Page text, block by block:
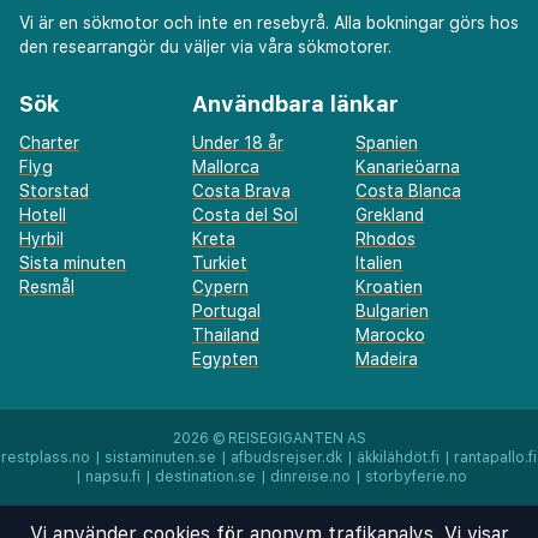
mellan 07:00 och 11:00 och på helger mellan 07:30
och 11:00 mot en avgift.
EUR 10 för barn (ungefärliga priser)
Avgift för flygtransfer: EUR 21 per fordon (enkel resa,
max. antal passagerare 3)
Avgift för husdjur: EUR 15 per husdjur per natt
Extrasängar finns tillgängliga mot en tilläggsavgift
Det är möjligt att listan ovan inte är fullständig,
samt att avgifter och depositioner inte inkluderar
skatt. Observera att dessa kan komma att ändras.
information om detta under Avgifter). Gäster kan få
ett av dessa rum genom att kontakta receptionen
direkt med hjälp av informationen i
Boendet bekräftar att man infört åtgärder som utökad
Vi är en sökmotor och inte en resebyrå. Alla bokningar görs hos
den researrangör du väljer via våra sökmotorer.
Sök
Charter
Flyg
Storstad
Hotell
Hyrbil
Sista minuten
Resmål
Användbara länkar
Under 18 år
Spanien
Mallorca
Kanarieöarna
Costa Brava
Costa Blanca
Costa del Sol
Grekland
Kreta
Rhodos
Turkiet
Italien
Cypern
Kroatien
Portugal
Bulgarien
Thailand
Marocko
Egypten
Madeira
2026 © REISEGIGANTEN AS
restplass.no
sistaminuten.se afbudsrejser.dk äkkilähdöt.fi
rantapallo.fi
napsu.fi destination.se dinreise.no storbyferie.no